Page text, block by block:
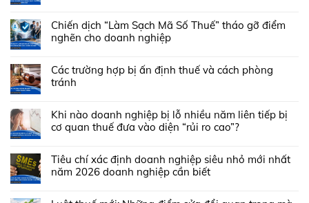
Chiến dịch “Làm Sạch Mã Số Thuế” tháo gỡ điểm
nghẽn cho doanh nghiệp
Các trường hợp bị ấn định thuế và cách phòng
tránh
Khi nào doanh nghiệp bị lỗ nhiều năm liên tiếp bị
cơ quan thuế đưa vào diện “rủi ro cao”?
Tiêu chí xác định doanh nghiệp siêu nhỏ mới nhất
năm 2026 doanh nghiệp cần biết